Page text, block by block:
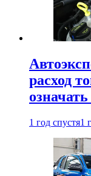
расход
1 год спустя1